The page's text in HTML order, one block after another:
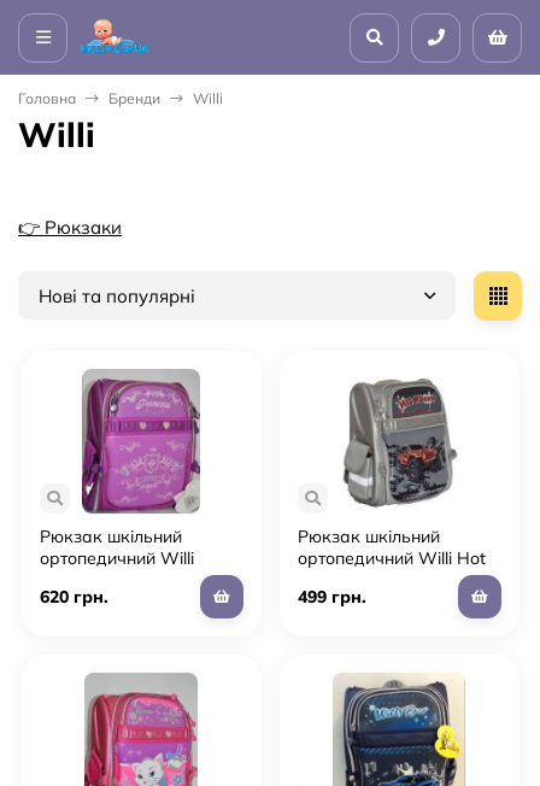
Головна Бренди Willi
Willi
👉 Рюкзаки
Нові та популярні
Рюкзак шкільний
ортопедичний Willi
620 грн.
Рюкзак шкільний
ортопедичний Willi Hot
499 грн.